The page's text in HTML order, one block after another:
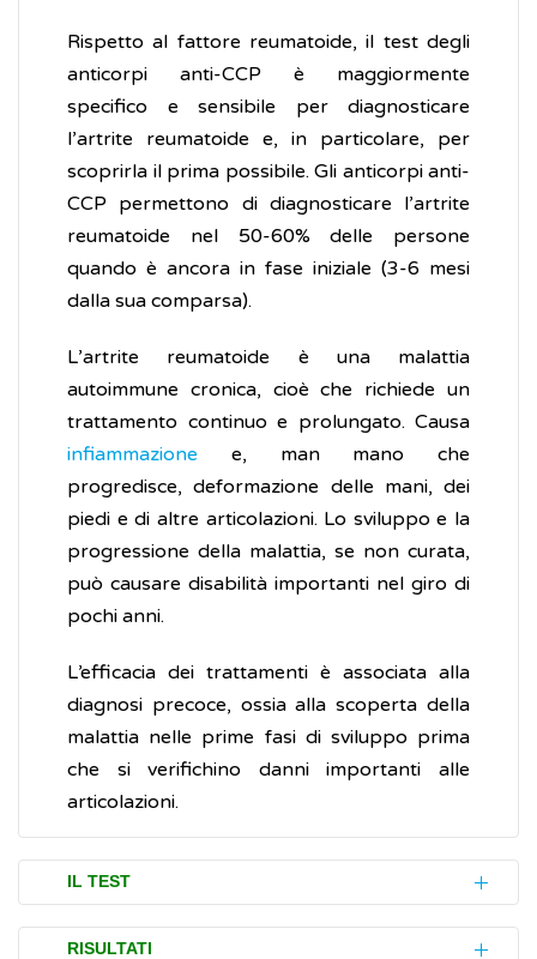
Rispetto al fattore reumatoide, il test degli
anticorpi anti-CCP è maggiormente
specifico e sensibile per diagnosticare
l’artrite reumatoide e, in particolare, per
scoprirla il prima possibile. Gli anticorpi anti-
CCP permettono di diagnosticare l’artrite
reumatoide nel 50-60% delle persone
quando è ancora in fase iniziale (3-6 mesi
dalla sua comparsa).
L’artrite reumatoide è una malattia
autoimmune cronica, cioè che richiede un
trattamento continuo e prolungato. Causa
infiammazione e, man mano che
progredisce, deformazione delle mani, dei
piedi e di altre articolazioni. Lo sviluppo e la
progressione della malattia, se non curata,
può causare disabilità importanti nel giro di
pochi anni.
L’efficacia dei trattamenti è associata alla
diagnosi precoce, ossia alla scoperta della
malattia nelle prime fasi di sviluppo prima
che si verifichino danni importanti alle
articolazioni.
IL TEST
Il test degli anticorpi anti-peptide ciclico
RISULTATI